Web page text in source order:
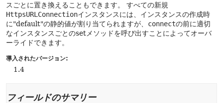
スごとに置き換えることもできます。
すべての新規
HttpsURLConnectionインスタンスには、インスタンスの作成時
に"default"の静的値が割り当てられますが、 connectの前に適切
なインスタンスごとのsetメソッドを呼び出すことによってオーバ
ーライドできます。
導入されたバージョン:
1.4
フィールドのサマリー